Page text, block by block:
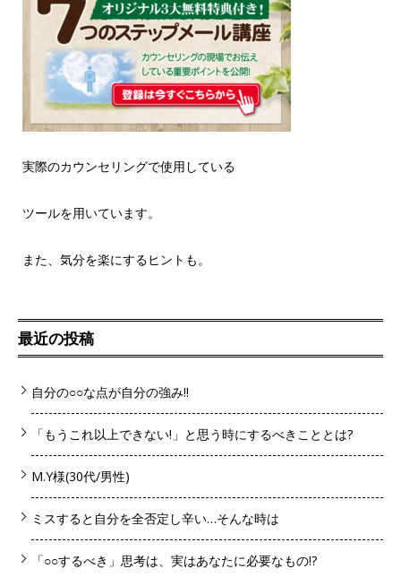
実際のカウンセリングで使用している
ツールを用いています。
また、気分を楽にするヒントも。
最近の投稿
自分の○○な点が自分の強み!!
「もうこれ以上できない!」と思う時にするべきこととは?
M.Y様(30代/男性)
ミスすると自分を全否定し辛い…そんな時は
「○○するべき」思考は、実はあなたに必要なもの!?